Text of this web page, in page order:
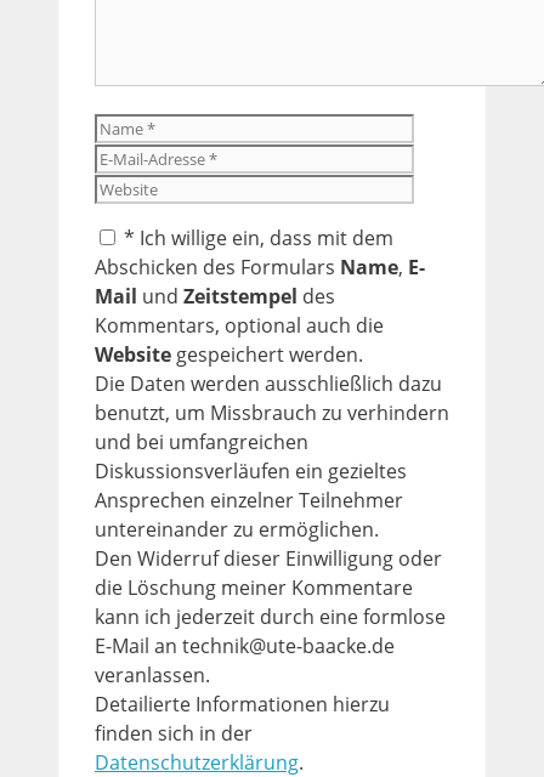
Name
Adresse
* Ich willige ein, dass mit dem
Abschicken des Formulars Name, E-
Mail und Zeitstempel des
Kommentars, optional auch die
Website gespeichert werden.
Die Daten werden ausschließlich dazu
benutzt, um Missbrauch zu verhindern
und bei umfangreichen
Diskussionsverläufen ein gezieltes
Ansprechen einzelner Teilnehmer
untereinander zu ermöglichen.
Den Widerruf dieser Einwilligung oder
die Löschung meiner Kommentare
kann ich jederzeit durch eine formlose
E-Mail an technik@ute-baacke.de
veranlassen.
Detailierte Informationen hierzu
finden sich in der
Datenschutzerklärung.